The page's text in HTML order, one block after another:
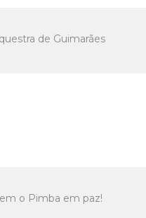
de Guimarães
o Pimba em paz!